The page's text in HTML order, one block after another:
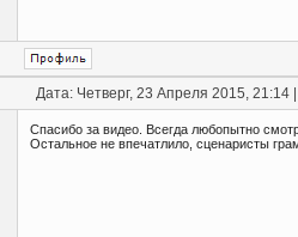
Дата: Четверг, 23 Апреля 2015,
Спасибо за видео. Всегда любопытно
Остальное не впечатлило, сценаристы